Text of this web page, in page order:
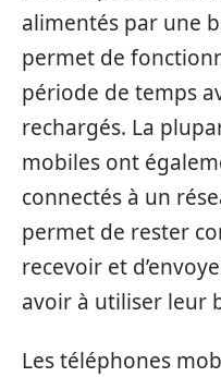
alimentés par une
permet de
période de temps
rechargés. La
mobiles ont
connectés à un
permet de rester
recevoir et
avoir à utiliser leur
Les téléphones